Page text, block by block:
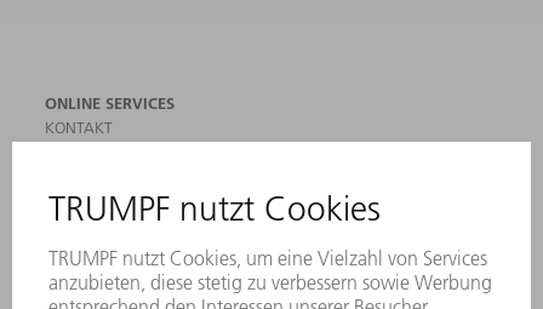
ONLINE SERVICES
KONTAKT
VERANSTALTUNGEN UND TERMINE
NEWSLETTER-ANMELDUNG
MYTRUMPF
SICHERHEITSDATENBLÄTTER
PRODUKTE